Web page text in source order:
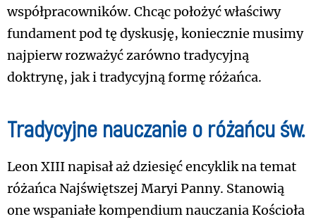
współpracowników. Chcąc położyć właściwy
fundament pod tę dyskusję, koniecznie musimy
najpierw rozważyć zarówno tradycyjną
doktrynę, jak i tradycyjną formę różańca.
Tradycyjne nauczanie o różańcu św.
Leon XIII napisał aż dziesięć encyklik na temat
różańca Najświętszej Maryi Panny. Stanowią
one wspaniałe kompendium nauczania Kościoła